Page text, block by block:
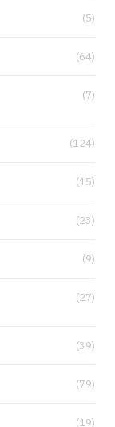
(5)
(64)
(7)
(124)
(15)
(23)
(9)
(27)
(39)
(79)
(19)